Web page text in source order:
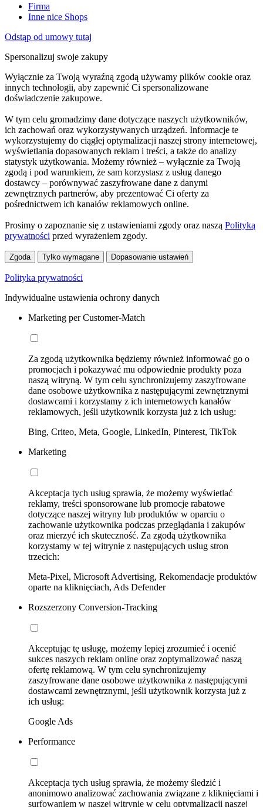
Firma
Inne nice Shops
Odstąp od umowy tutaj
Spersonalizuj swoje zakupy
Wyłącznie za Twoją wyraźną zgodą używamy plików cookie oraz
innych technologii, aby zapewnić Ci spersonalizowane
doświadczenie zakupowe.
W tym celu gromadzimy dane dotyczące naszych użytkowników,
ich zachowań oraz wykorzystywanych urządzeń. Informacje te
wykorzystujemy do ciągłej optymalizacji naszej strony internetowej,
wyświetlania dopasowanych reklam i treści, a także do analizy
statystyk użytkowania. Możemy również – wyłącznie za Twoją
zgodą i pod warunkiem, że sam korzystasz z usług danego
dostawcy – porównywać zaszyfrowane dane z danymi
zewnętrznych partnerów, aby prezentować Ci oferty za
pośrednictwem ich kanałów reklamowych online.
Prosimy o zapoznanie się z ustawieniami zgody oraz naszą Polityką
prywatności przed wyrażeniem zgody.
Zgoda Tylko wymagane Dopasowanie ustawień
Polityka prywatności
Indywidualne ustawienia ochrony danych
Marketing per Customer-Match
Za zgodą użytkownika będziemy również informować go o
promocjach i pokazywać mu odpowiednie produkty poza
naszą witryną. W tym celu synchronizujemy zaszyfrowane
dane osobowe użytkownika z następującymi zewnętrznymi
dostawcami i korzystamy z ich internetowych kanałów
reklamowych, jeśli użytkownik korzysta już z ich usług:
Bing, Criteo, Meta, Google, LinkedIn, Pinterest, TikTok
Marketing
Akceptacja tych usług sprawia, że możemy wyświetlać
reklamy, treści sponsorowane lub promocje rabatowe
dotyczące naszej witryny lub produktów w oparciu o
zachowanie użytkownika podczas przeglądania i zakupów
oraz mierzyć ich skuteczność. Za zgodą użytkownika
korzystamy w tej witrynie z następujących usług stron
trzecich:
Meta-Pixel, Microsoft Advertising, Rekomendacje produktów
oparte na kliknięciach, Ads Defender
Rozszerzony Conversion-Tracking
Akceptując tę usługę, możemy lepiej zrozumieć i ocenić
sukces naszych reklam online oraz zoptymalizować naszą
ofertę reklamową. W tym celu synchronizujemy
zaszyfrowane dane osobowe użytkownika z następującymi
dostawcami zewnętrznymi, jeśli użytkownik korzysta już z
ich usług:
Google Ads
Performance
Akceptacja tych usług sprawia, że możemy śledzić i
anonimowo analizować zachowania związane z kliknięciami i
surfowaniem w naszej witrynie w celu optymalizacji naszej